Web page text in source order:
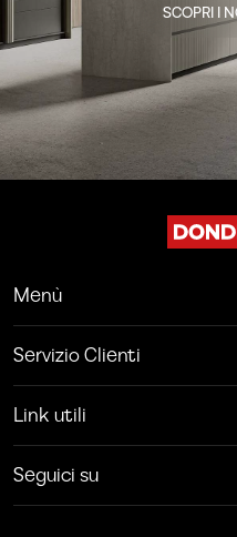
SCOPRI I
Menù
Servizio Clienti
Link utili
Seguici su